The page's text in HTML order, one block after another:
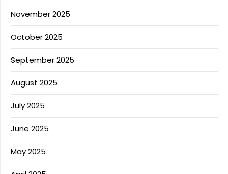
November 2025
October 2025
September 2025
August 2025
July 2025
June 2025
May 2025